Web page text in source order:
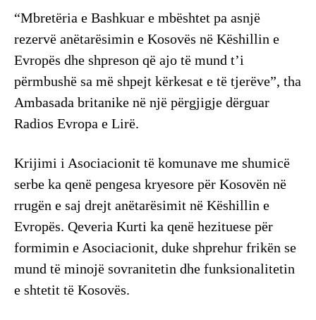
“Mbretëria e Bashkuar e mbështet pa asnjë
rezervë anëtarësimin e Kosovës në Këshillin e
Evropës dhe shpreson që ajo të mund t’i
përmbushë sa më shpejt kërkesat e të tjerëve”, tha
Ambasada britanike në një përgjigje dërguar
Radios Evropa e Lirë.
Krijimi i Asociacionit të komunave me shumicë
serbe ka qenë pengesa kryesore për Kosovën në
rrugën e saj drejt anëtarësimit në Këshillin e
Evropës. Qeveria Kurti ka qenë hezituese për
formimin e Asociacionit, duke shprehur frikën se
mund të minojë sovranitetin dhe funksionalitetin
e shtetit të Kosovës.